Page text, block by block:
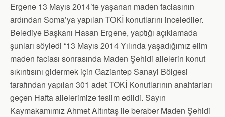
Ergene 13 Mayıs 2014’te yaşanan maden faciasının
ardından Soma’ya yapılan TOKİ konutlarını incelediler.
Belediye Başkanı Hasan Ergene, yaptığı açıklamada
şunları söyledi “13 Mayıs 2014 Yılında yaşadığımız elim
maden faciası sonrasında Maden Şehidi ailelerin konut
sıkıntısını gidermek için Gaziantep Sanayi Bölgesi
tarafından yapılan 301 adet TOKİ Konutlarının anahtarları
geçen Hafta ailelerimize teslim edildi. Sayın
Kaymakamımız Ahmet Altıntaş ile beraber Maden Şehidi